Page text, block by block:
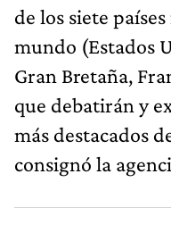
de los siete
mundo (Estados
Gran Bretaña,
que debatirán y
más destacados
consignó la